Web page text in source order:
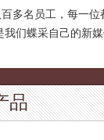
多名员工，每一
们蝶采自己的新媒
品